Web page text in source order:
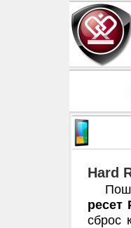
Hard
ресет
сброс